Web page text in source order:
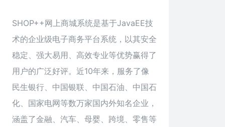
SHOP++网上商城系统是基于JavaEE技
术的企业级电子商务平台系统，以其安全
稳定、强大易用、高效专业等优势赢得了
用户的广泛好评。近10年来，服务了像
民生银行、中国银联、中国石油、中国石
化、国家电网等数万家国内外知名企业，
涵盖了金融、汽车、母婴、跨境、零售等